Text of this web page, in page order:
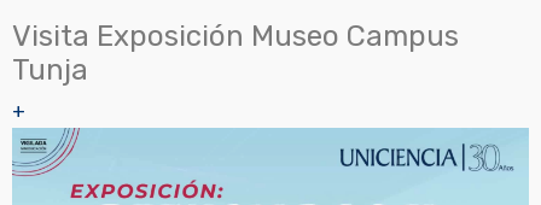
Visita Exposición Museo Campus
Tunja
+